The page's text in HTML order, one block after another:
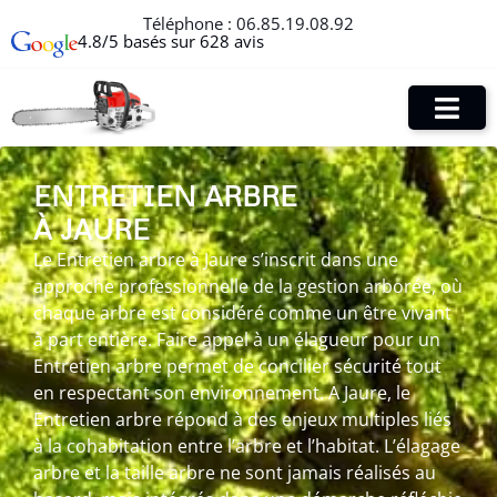
Téléphone : 06.85.19.08.92
4.8/5 basés sur 628 avis
ENTRETIEN ARBRE
À JAURE
Le Entretien arbre à Jaure s’inscrit dans une
approche professionnelle de la gestion arborée, où
chaque arbre est considéré comme un être vivant
à part entière. Faire appel à un élagueur pour un
Entretien arbre permet de concilier sécurité tout
en respectant son environnement. A Jaure, le
Entretien arbre répond à des enjeux multiples liés
à la cohabitation entre l’arbre et l’habitat. L’élagage
arbre et la taille arbre ne sont jamais réalisés au